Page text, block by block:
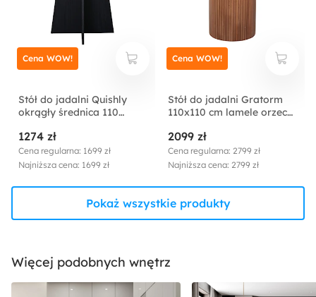
Stół do jadalni Quishly
okrągły średnica 110
1274 zł
Cena regularna: 1699 zł
Najniższa cena: 1699 zł
Cena WOW!
Stół do jadalni Gratorm
110x110 cm lamele orzech
2099 zł
Cena regularna: 2799 zł
Najniższa cena: 2799 zł
Cena WOW!
Pokaż wszystkie produkty
Więcej podobnych wnętrz